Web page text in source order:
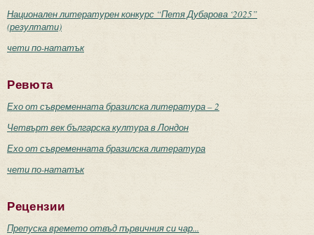
Национален литературен конкурс “Петя Дубарова ‘2025”
(резултати)
чети по-нататък
Ревюта
Ехо от съвременната бразилска литература – 2
Четвърт век българска култура в Лондон
Ехо от съвременната бразилска литература
чети по-нататък
Рецензии
Препуска времето отвъд първичния си чар...